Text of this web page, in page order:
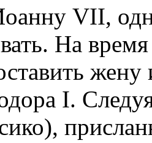
VII,
На
I.